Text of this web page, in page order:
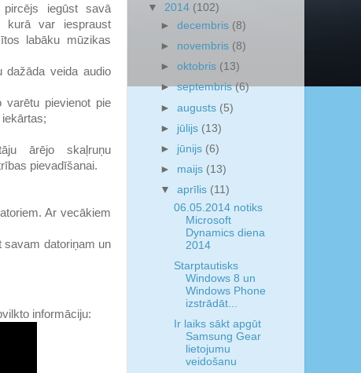
pircējs iegūst savā
kurā var iespraust
labāku mūzikas
dažāda veida audio
pievienot pie
ārējo skaļruņu
pievadīšanai.
Ar vecākiem
savam datoriņam un
informāciju:
▼ 2014 (102)
►decembris (8)
► novembris (8)
►oktobris (13)
►septembris(6)
►augusts (5)
► jūlijs (13)
► jūnijs (6)
► maijs (13)
▼aprīlis (11)
06.05.2014 notiks
Microsoft
Dynamics diena
2014
Starptautisks
Windows 8 un
Windows Phone
izstrādāt...
Ir laiks sākt apgūt
Samsung Gear
lietojumu
veidošanu